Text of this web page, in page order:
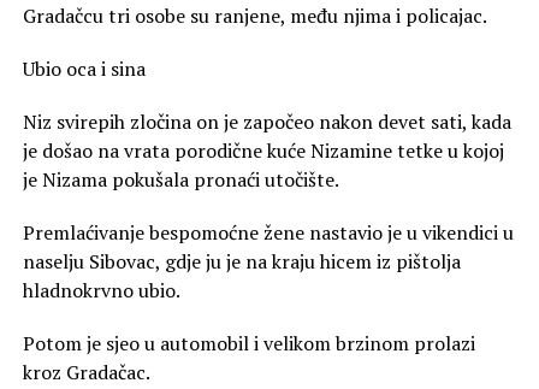
Gradačcu tri osobe su ranjene, među njima i policajac.
Ubio oca i sina
Niz svirepih zločina on je započeo nakon devet sati, kada
je došao na vrata porodične kuće Nizamine tetke u kojoj
je Nizama pokušala pronaći utočište.
Premlaćivanje bespomoćne žene nastavio je u vikendici u
naselju Sibovac, gdje ju je na kraju hicem iz pištolja
hladnokrvno ubio.
Potom je sjeo u automobil i velikom brzinom prolazi
kroz Gradačac.